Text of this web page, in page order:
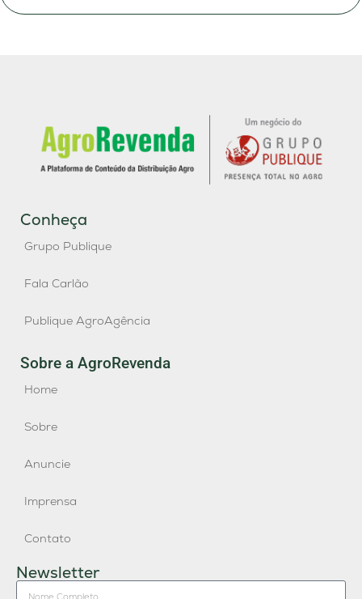
Conheça
Grupo Publique
Fala Carlão
Publique AgroAgência
Sobre a AgroRevenda
Home
Sobre
Anuncie
Imprensa
Contato
Newsletter